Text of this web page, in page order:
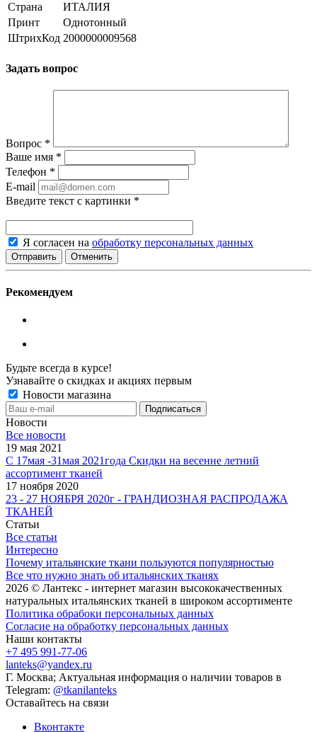
Страна
ИТАЛИЯ
Принт
Однотонный
ШтрихКод 2000000009568
Задать вопрос
Вопрос *
Ваше имя *
Телефон *
E-mail
Введите текст с картинки *
Я согласен на обработку персональных данных
Отменить
Рекомендуем
Будьте всегда в курсе!
Узнавайте о скидках и акциях первым
Новости магазина
Новости
Все новости
19 мая 2021
С 17мая -31мая 2021года Скидки на весенне летний
ассортимент тканей
17 ноября 2020
23 - 27 НОЯБРЯ 2020г - ГРАНДИОЗНАЯ РАСПРОДАЖА
ТКАНЕЙ
Статьи
Все статьи
Интересно
Почему итальянские ткани пользуются популярностью
Все что нужно знать об итальянских тканях
2026 © Лантекс - интернет магазин высококачественных
натуральных итальянских тканей в широком ассортименте
Политика обрабоки персональных данных
Согласие на обработку персональных данных
Наши контакты
+7 495 991-77-06
lanteks@yandex.ru
Г. Москва; Актуальная информация о наличии товаров в
Telegram: @tkanilanteks
Оставайтесь на связи
Вконтакте